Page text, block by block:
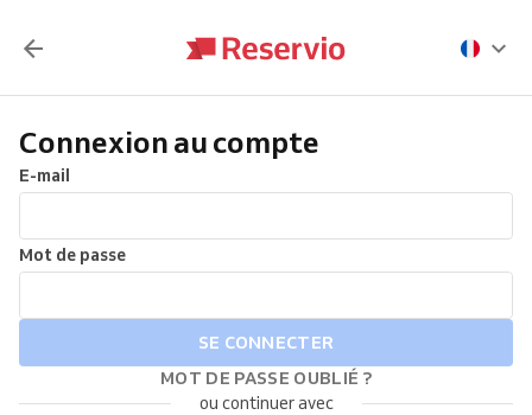
Connexion au compte
E-mail
Mot de passe
SE CONNECTER
MOT DE PASSE OUBLIÉ ?
ou continuer avec